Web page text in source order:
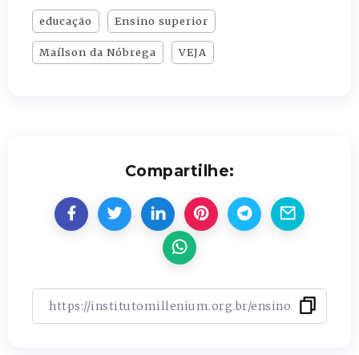
educação Ensino superior
Maílson da Nóbrega VEJA
Compartilhe: